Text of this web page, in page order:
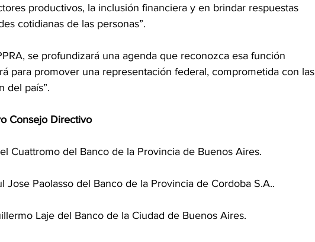
productivos, la inclusión financiera y en brindar respuestas
cotidianas de las personas”.
se profundizará una agenda que reconozca esa función
para promover una representación federal, comprometida con las
del país”.
Consejo Directivo
Cuattromo del Banco de la Provincia de Buenos Aires.
Jose Paolasso del Banco de la Provincia de Cordoba S.A..
Laje del Banco de la Ciudad de Buenos Aires.